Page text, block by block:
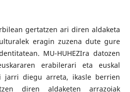
gertatzen ari diren aldaketa
eragin zuzena dute gure
MU-HUHEZIra datozen
erabilerari eta euskal
jarri diegu arreta, ikasle berrien
diren aldaketen arrazoiak